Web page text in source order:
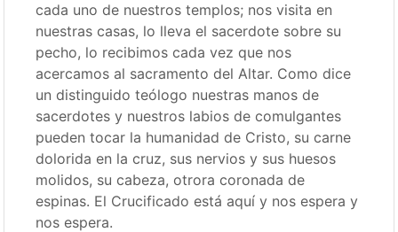
cada uno de nuestros templos; nos visita en
nuestras casas, lo lleva el sacerdote sobre su
pecho, lo recibimos cada vez que nos
acercamos al sacramento del Altar. Como dice
un distinguido teólogo nuestras manos de
sacerdotes y nuestros labios de comulgantes
pueden tocar la humanidad de Cristo, su carne
dolorida en la cruz, sus nervios y sus huesos
molidos, su cabeza, otrora coronada de
espinas. El Crucificado está aquí y nos espera y
nos espera.